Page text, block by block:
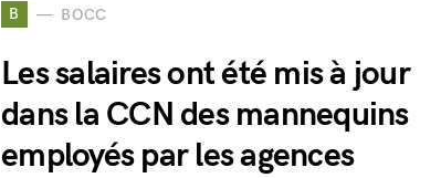
B BOCC
Les salaires ont été mis à jour
dans la CCN des mannequins
employés par les agences